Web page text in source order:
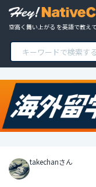
空高く舞い上がる を英語で教え
takechanさん